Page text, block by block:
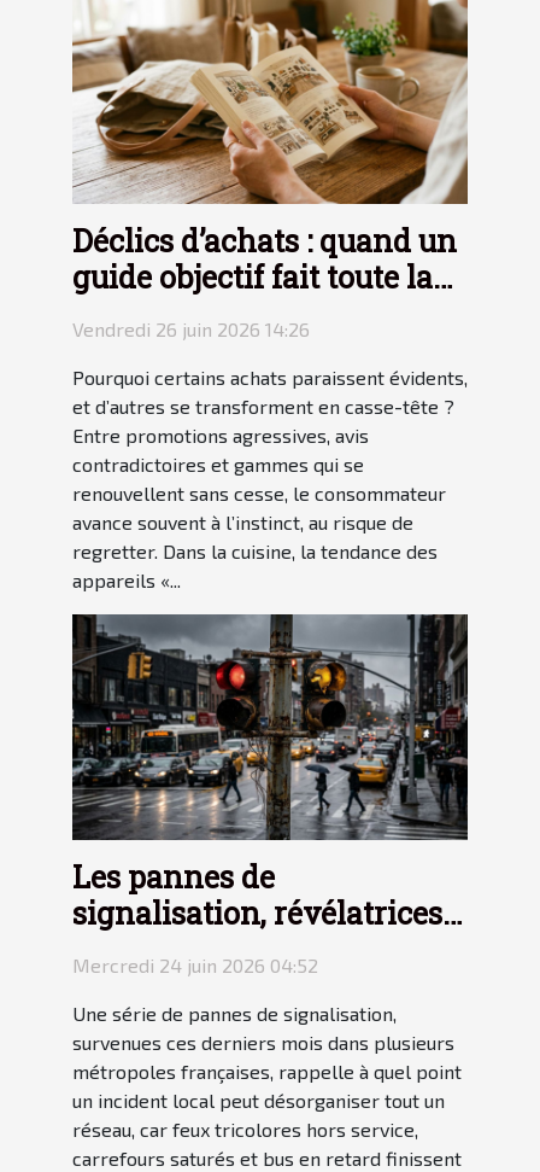
Déclics d’achats : quand un
guide objectif fait toute la
différence
Vendredi 26 juin 2026 14:26
Pourquoi certains achats paraissent évidents,
et d’autres se transforment en casse-tête ?
Entre promotions agressives, avis
contradictoires et gammes qui se
renouvellent sans cesse, le consommateur
avance souvent à l’instinct, au risque de
regretter. Dans la cuisine, la tendance des
appareils «...
Les pannes de
signalisation, révélatrices
des failles du transit urbain
Mercredi 24 juin 2026 04:52
Une série de pannes de signalisation,
survenues ces derniers mois dans plusieurs
métropoles françaises, rappelle à quel point
un incident local peut désorganiser tout un
réseau, car feux tricolores hors service,
carrefours saturés et bus en retard finissent